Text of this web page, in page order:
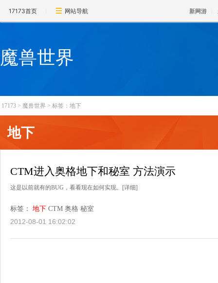
17173首页 网站导航 新网游
魔兽世界
17173 > 魔兽世界 > 标签：地下
地下
CTM进入奥格地下和秘室 方法演示
这是以前就有的BUG，看看现在如何实现。 [详细]
标签： 地下 CTM 奥格 秘室
2012-08-01 16:02:02